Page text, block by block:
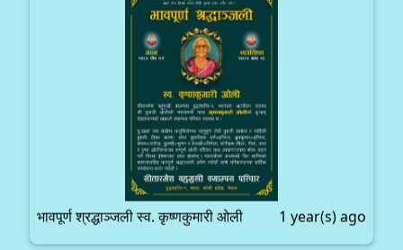
भावपूर्ण श्रद्धाञ्जली स्व. कृष्णकुमारी ओली 1 year(s) ago